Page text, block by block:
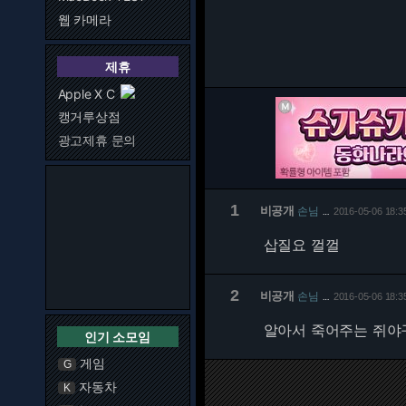
웹 카메라
제휴
Apple X C
캥거루상점
광고제휴 문의
인기 소모임
G 게임
K 자동차
1 비공개 손님 2016-05-06
삽질요 껄껄
2 비공개 손님 2016-05-06
알아서 죽어주는 쥐